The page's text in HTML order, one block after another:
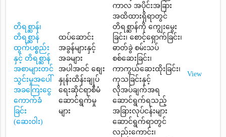
တိရစ္ဆာန်၊
တိရစ္ဆာန်
ထွက်ပစ္စည်း
နှင့် တိရစ္ဆာန်
အစာများတင်
သွင်းမှုအပေါ်
အခကြေးငွေ
ကောက်ခံ
ခြင်း
(ဆေးဝါး)
ထပ်ဆောင်း
အခွန်များနှင့်
အခများ
အပါအဝင် စျေး
နှုန်းထိန်းချုပ်
ရေးဆိုင်ရာစီမံ
ဆောင်ရွက်မှု
များ
ကာလ အပိုင်းအခြား
အထိထားရှိရာတွင်
တိရစ္ဆာန်ကို ကျွေးမွေး
ခြင်း၊ စောင့်ရှောက်ခြင်း၊
ဓာတ်ခွဲ စမ်းသပ်
စစ်ဆေးခြင်း၊
ကာကွယ်ဆေးထိုးခြင်း၊
ကုသခြင်းနှင့်
လိုအပ်ချက်အရ
ဆောင်ရွက်ရသည့်
အခြားလုပ်ငန်းများ
ဆောင်ရွက်ရာတွင်
လည်းကောင်း၊
View